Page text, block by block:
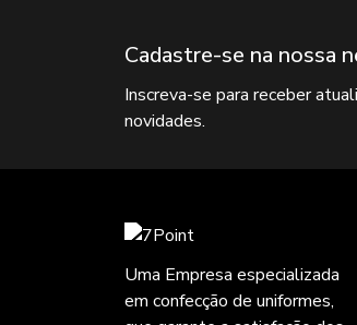
Cadastre-se na nossa
Inscreva-se para receber
novidades.
Uma Empresa especializada
em confecção de uniformes,